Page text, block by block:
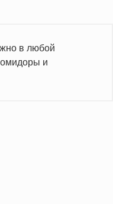
в любой
и